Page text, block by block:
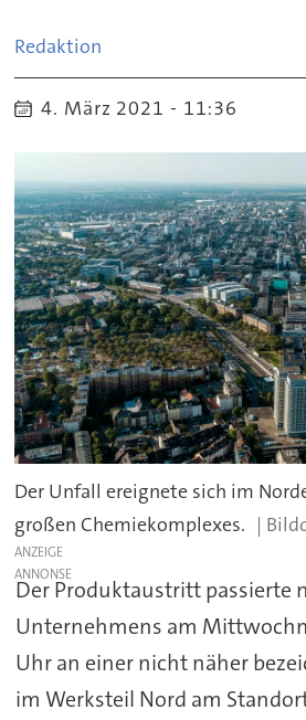
Redaktion
4. März 2021 - 11:36
Der Unfall ereignete sich im
großen Chemiekomplexes.
ANZEIGE
Der Produktaustritt passierte
Unternehmens am
Uhr an einer nicht näher
im Werksteil Nord am